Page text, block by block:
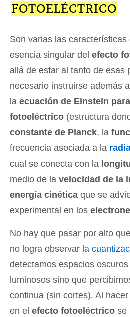
FOTOELÉCTRICO
Son varias las características
esencia singular del efecto
allá de estar al tanto de esas
necesario instruirse además
la ecuación de Einstein
fotoeléctrico (estructura
constante de Planck, la
frecuencia asociada a la
cual se conecta con la
medio de la velocidad de la
energía cinética que se
experimental en los
No hay que pasar por alto
no logra observar la
detectamos espacios
luminosos sino que
continua (sin cortes). Al
en el efecto fotoeléctrico se